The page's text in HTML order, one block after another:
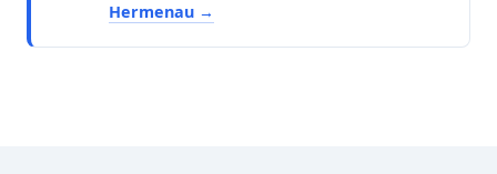
Hermenau